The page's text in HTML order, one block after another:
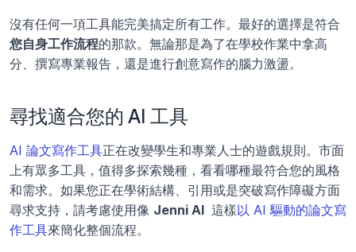
沒有任何一項工具能完美搞定所有工作。最好的選擇是符合
您自身工作流程的那款。無論那是為了在學校作業中拿高
分、撰寫專業報告，還是進行創意寫作的腦力激盪。
尋找適合您的 AI 工具
AI 論文寫作工具正在改變學生和專業人士的遊戲規則。市面
上有眾多工具，值得多探索幾種，看看哪種最符合您的風格
和需求。如果您正在學術結構、引用或是突破寫作障礙方面
尋求支持，請考慮使用像 Jenni AI 這樣以 AI 驅動的論文寫
作工具來簡化整個流程。